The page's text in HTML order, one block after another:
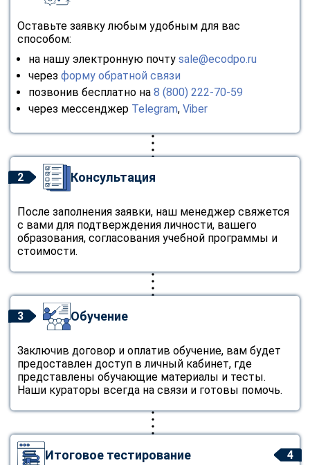
Оставьте заявку любым удобным для вас
способом:
на нашу электронную почту sale@ecodpo.ru
через форму обратной связи
позвонив бесплатно на 8 (800) 222-70-59
через мессенджер Telegram, Viber
2 Консультация
После заполнения заявки, наш менеджер свяжется
с вами для подтверждения личности, вашего
образования, согласования учебной программы и
стоимости.
3 Обучение
Заключив договор и оплатив обучение, вам будет
предоставлен доступ в личный кабинет, где
представлены обучающие материалы и тесты.
Наши кураторы всегда на связи и готовы помочь.
4
Итоговое тестирование